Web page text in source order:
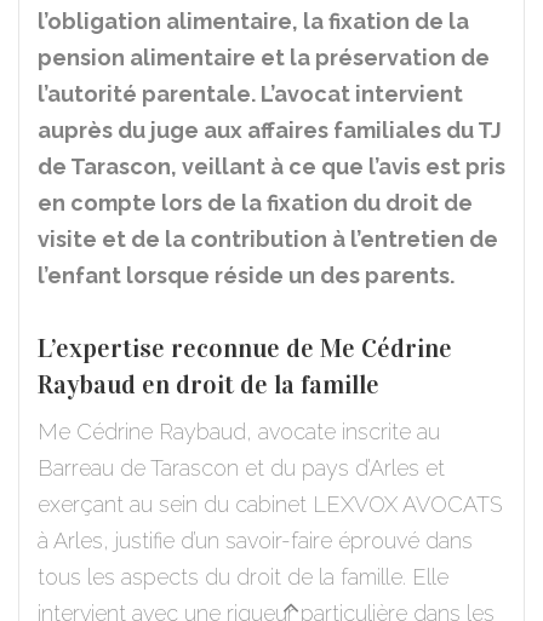
l’obligation alimentaire, la fixation de la
pension alimentaire et la préservation de
l’autorité parentale. L’avocat intervient
auprès du juge aux affaires familiales du TJ
de Tarascon, veillant à ce que l’avis est pris
en compte lors de la fixation du droit de
visite et de la contribution à l’entretien de
l’enfant lorsque réside un des parents.
L’expertise reconnue de Me Cédrine
Raybaud en droit de la famille
Me Cédrine Raybaud, avocate inscrite au
Barreau de Tarascon et du pays d’Arles et
exerçant au sein du cabinet LEXVOX AVOCATS
à Arles, justifie d’un savoir-faire éprouvé dans
tous les aspects du droit de la famille. Elle
intervient avec une rigueur particulière dans les